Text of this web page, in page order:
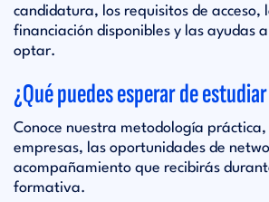
candidatura, los requisitos de acceso,
financiación disponibles y las ayudas
optar.
¿Qué puedes esperar de
Conoce nuestra metodología práctica,
empresas, las oportunidades de
acompañamiento que recibirás
formativa.